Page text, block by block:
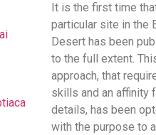
It is the first time
particular site in the
Desert has been
to the full extent.
approach, that
skills and an affinity
details, has been
with the purpose to